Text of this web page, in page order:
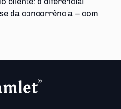
da concorrência – com